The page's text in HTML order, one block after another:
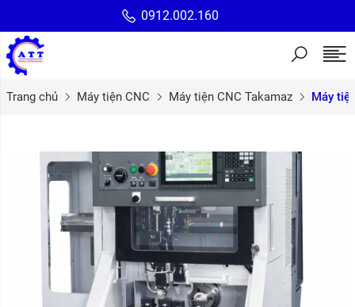
0912.002.160
Trang chủ Máy tiện CNC Máy tiện CNC Takamaz Máy